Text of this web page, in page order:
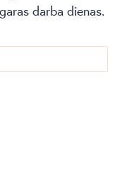
darba dienas.